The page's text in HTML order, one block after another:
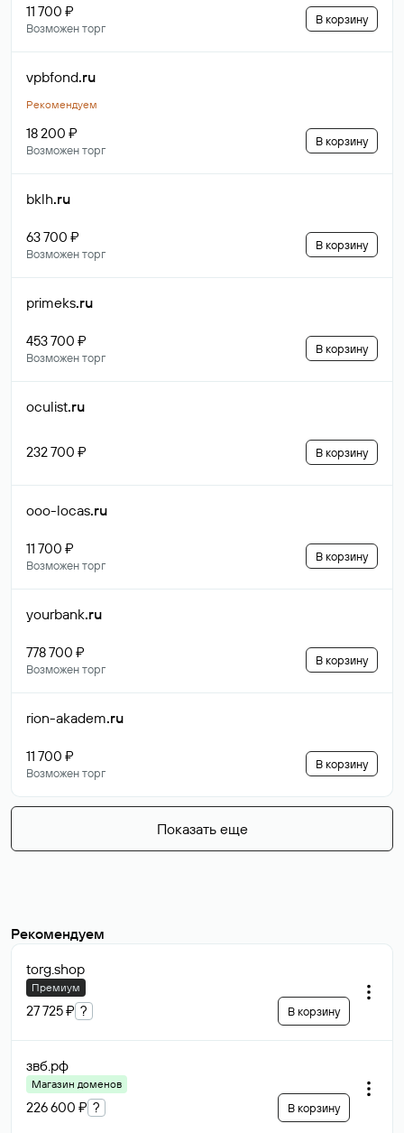
11 700 ₽
Возможен торг
В корзину
vpbfond.ru
Рекомендуем
18 200 ₽
Возможен торг
В корзину
bklh.ru
63 700 ₽
Возможен торг
В корзину
primeks.ru
453 700 ₽
Возможен торг
В корзину
oculist.ru
232 700 ₽ В корзину
ooo-locas.ru
11 700 ₽
Возможен торг
В корзину
yourbank.ru
778 700 ₽
Возможен торг
В корзину
rion-akadem.ru
11 700 ₽
Возможен торг
В корзину
Показать еще
Рекомендуем
torg.shop
Премиум
27 725 ₽ ? В корзину
звб.рф
Магазин доменов
226 600 ₽ ? В корзину